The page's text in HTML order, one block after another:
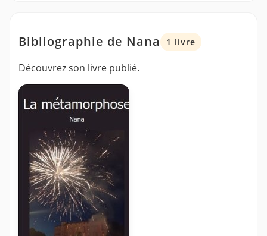
Bibliographie de Nana 1 livre
Découvrez son livre publié.